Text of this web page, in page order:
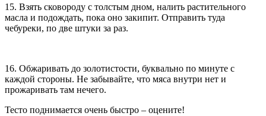
15. Взять сковороду с толстым дном, налить растительного
масла и подождать, пока оно закипит. Отправить туда
чебуреки, по две штуки за раз.
16. Обжаривать до золотистости, буквально по минуте с
каждой стороны. Не забывайте, что мяса внутри нет и
прожаривать там нечего.
Тесто поднимается очень быстро – оцените!